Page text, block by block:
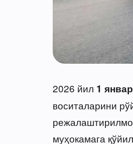
2026 йил 1
воситаларини
муҳокамага